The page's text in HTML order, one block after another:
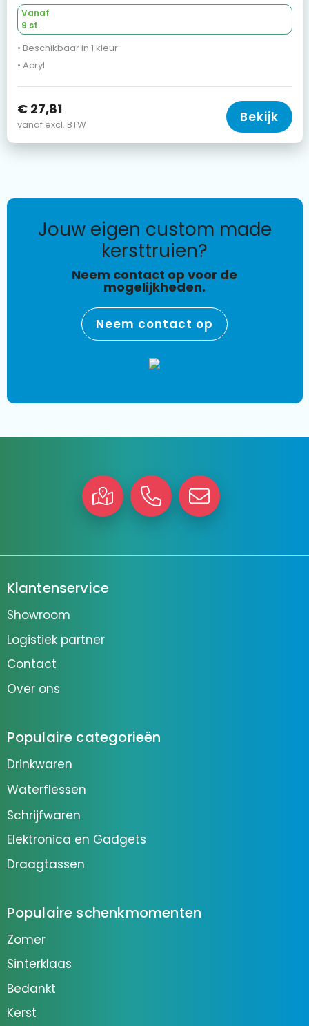
Vanaf
9 st.
• Beschikbaar in 1 kleur
• Acryl
€ 27,81
vanaf excl. BTW Bekijk
jouw eigen custom made
kersttruien?
Neem contact op voor de
mogelijkheden.
Neem contact op
Klantenservice
Showroom
Logistiek partner
Contact
Over ons
Populaire categorieën
Drinkwaren
Waterflessen
Schrijfwaren
Elektronica en Gadgets
Draagtassen
Populaire schenkmomenten
Zomer
Sinterklaas
Bedankt
Kerst